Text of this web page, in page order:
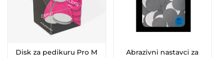
Disk za pedikuru Pro M
Abrazivni nastavci za